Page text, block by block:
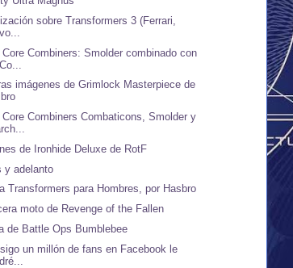
sobre Transformers 3 (Ferrari,
Core Combiners: Smolder combinado con
imágenes de Grimlock Masterpiece de
Core Combiners Combaticons, Smolder y
de Ironhide Deluxe de RotF
y adelanto
Transformers para Hombres, por Hasbro
moto de Revenge of the Fallen
de Battle Ops Bumblebee
un millón de fans en Facebook le